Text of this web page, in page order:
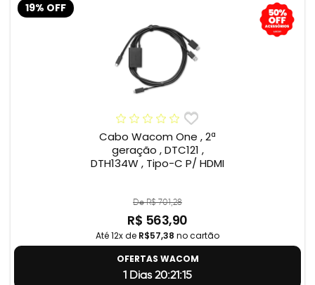
19% OFF
Cabo Wacom One , 2ª
geração , DTC121 ,
DTH134W , Tipo-C P/ HDMI
De R$ 701,28
R$ 563,90
Até 12x de R$57,38 no cartão
OFERTAS WACOM
1 Dias 20:21:14